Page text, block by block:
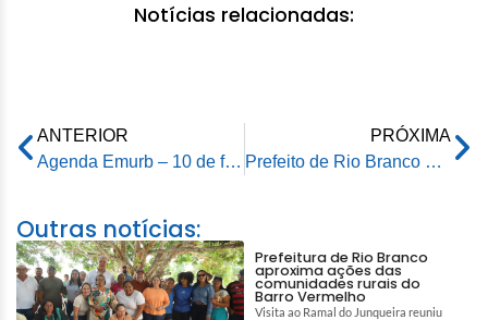
Notícias relacionadas:
ANTERIOR
Agenda Emurb – 10 de fevereiro de 2025
PRÓXIMA
Prefeito de Rio Branco prestigia posse da nova administração do TJ/AC
Outras notícias:
Prefeitura de Rio Branco
aproxima ações das
comunidades rurais do
Barro Vermelho
Visita ao Ramal do Junqueira reuniu